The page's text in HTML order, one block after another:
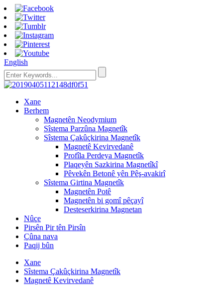
English
Xane
Berhem
Magnetên Neodymium
Sîstema Parzûna Magnetîk
Sîstema Çakûçkirina Magnetîk
Magnetê Kevirvedanê
Profîla Perdeya Magnetîk
Plaqeyên Sazkirina Magnetîkî
Pêvekên Betonê yên Pêş-avakirî
Sîstema Girtina Magnetîk
Magnetên Potê
Magnetên bi gomî pêçayî
Desteserkirina Magnetan
Nûçe
Pirsên Pir tên Pirsîn
Çûna nava
Paqij bûn
Xane
Sîstema Çakûçkirina Magnetîk
Magnetê Kevirvedanê